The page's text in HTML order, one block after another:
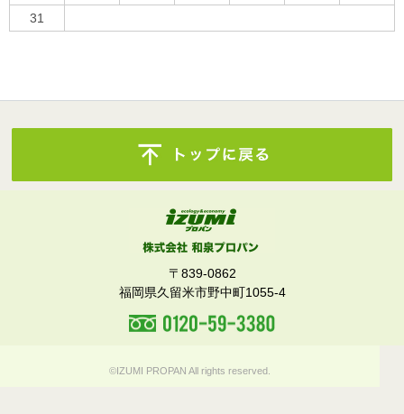
31
〒839-0862
福岡県久留米市野中町1055-4
©IZUMI PROPAN All rights reserved.